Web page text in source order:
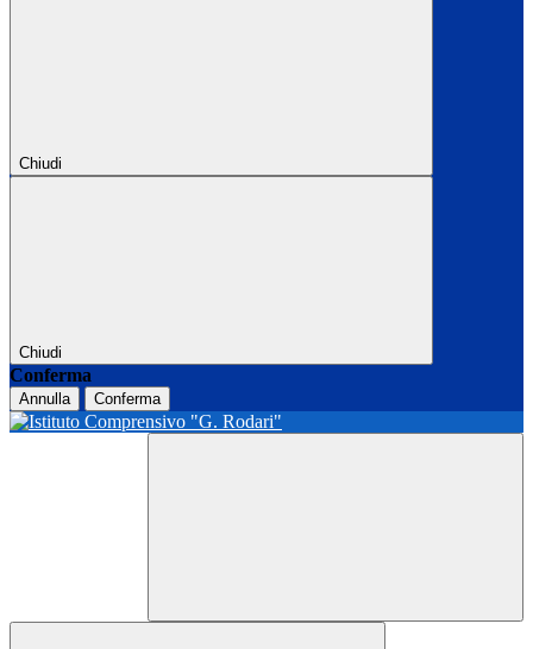
Chiudi
Chiudi
Conferma
Annulla Conferma